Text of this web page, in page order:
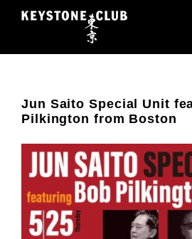
ン
Jun Saito Special Unit
Pilkington from Boston